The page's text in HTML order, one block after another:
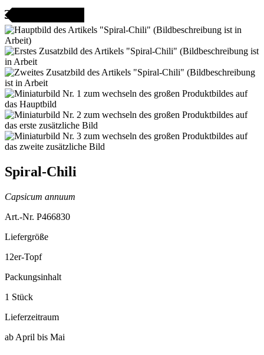
bestellbar
Spiral-Chili
Capsicum annuum
Art.-Nr. P466830
Liefergröße
12er-Topf
Packungsinhalt
1 Stück
Lieferzeitraum
ab April bis Mai